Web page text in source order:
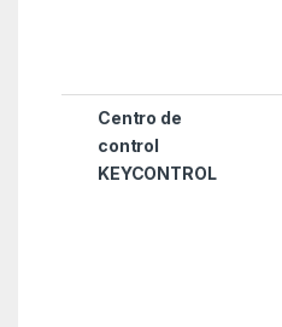
Centro de
control
KEYCONTROL